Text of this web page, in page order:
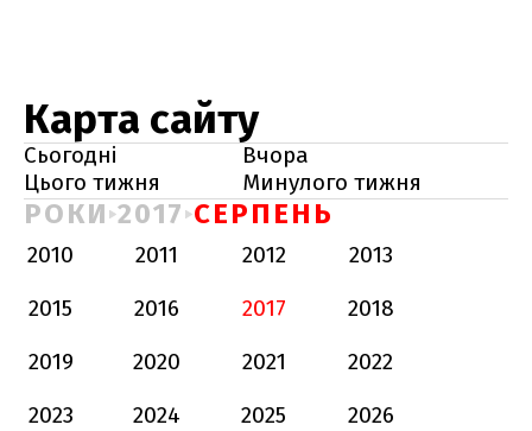
Карта сайту
Сьогодні
Вчора
Цього тижня
Минулого тижня
РОКИ 2017 СЕРПЕНЬ
2010 2011 2012
2013
2015
2016 2017
2018
2019
2020 2021
2022
2023
2024 2025
2026